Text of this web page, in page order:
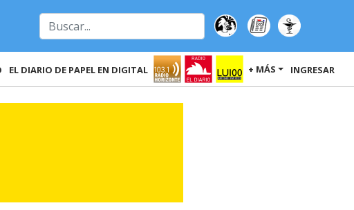
EL DIARIO DE PAPEL EN DIGITAL + MÁS INGRESAR